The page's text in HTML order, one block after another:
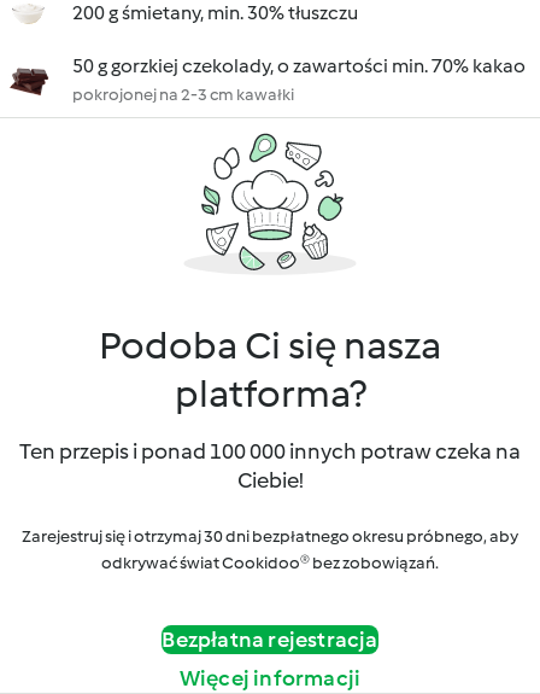
200 g śmietany, min. 30% tłuszczu
50 g gorzkiej czekolady, o zawartości min. 70% kakao
pokrojonej na 2-3 cm kawałki
Podoba Ci się nasza
platforma?
Ten przepis i ponad 100 000 innych potraw czeka na
Ciebie!
Zarejestruj się i otrzymaj 30 dni bezpłatnego okresu próbnego, aby
odkrywać świat Cookidoo® bez zobowiązań.
Bezpłatna rejestracja
Więcej informacji